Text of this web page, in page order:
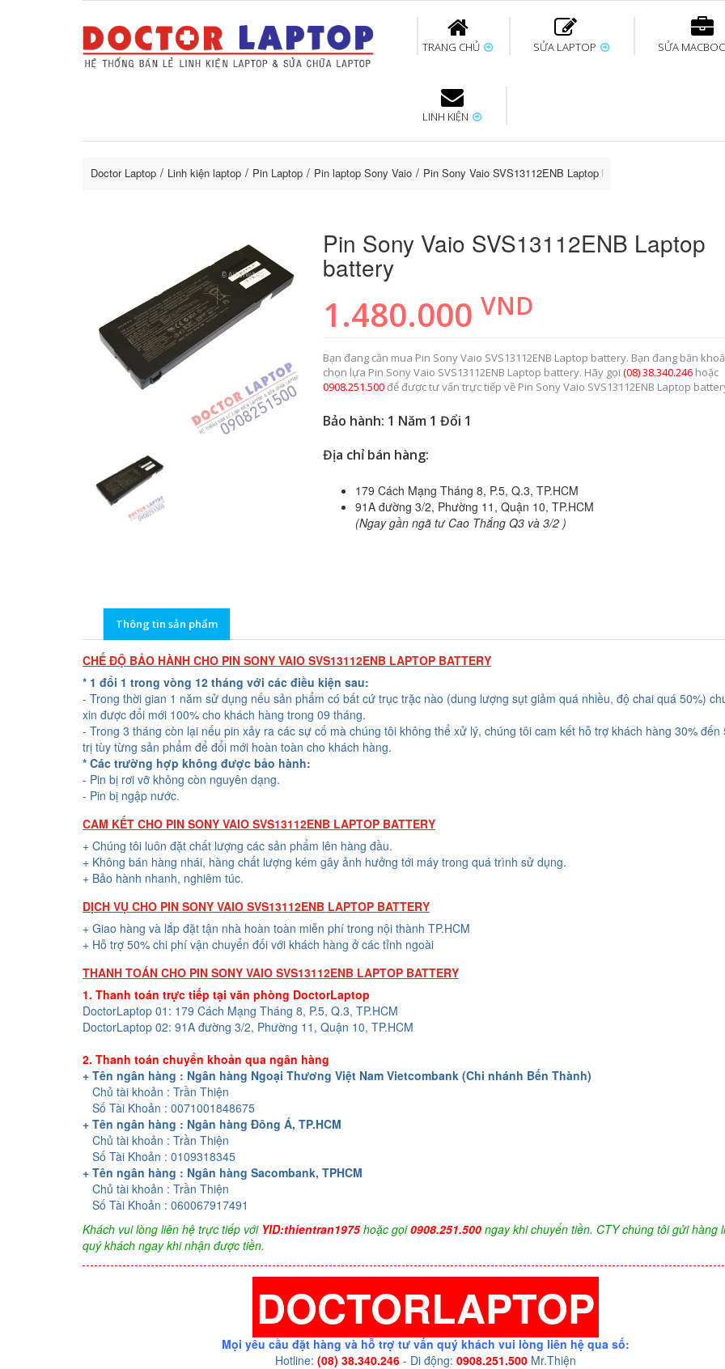
TRANG CHỦ SỬA LAPTOP
Sửa Laptop uy tín Thay bàn phím Thay màn hình Thay Pin
SỬA
Sửa Macbook uy tín Thay pin Macbook Thay màn hình
Thay pin Surface Sửa Surface không
LINH KIỆN
Doctor Laptop Linh kiện laptop Pin Laptop Pin laptop Sony Vaio Pin Sony Vaio SVS13112ENB Laptop battery
Pin Sony Vaio SVS13112ENB Laptop
battery
1.480.000 VND
Bạn đang cần mua Pin Sony Vaio SVS13112ENB Laptop battery. Bạn đang băn
chọn lựa Pin Sony Vaio SVS13112ENB Laptop battery. Hãy gọi(08) 38.340.246 hoặc
0908.251.500để được tư vấn trực tiếp về Pin Sony Vaio SVS13112ENB Laptop
Bảo hành: 1 Năm 1 Đổi 1
Địa chỉ bán hàng:
179 Cách Mạng Tháng 8, P.5, Q.3, TP.HCM
91A đường 3/2, Phường 11, Quận 10, TP.HCM
(Ngay gần ngã tư Cao Thắng Q3 và 3/2 )
Thông tin sản phẩm
CHẾ ĐỘ BẢO HÀNH CHO PIN SONY VAIO SVS13112ENB LAPTOP BATTERY
* 1 đổi 1 trong vòng 12 tháng với các điều kiện sau:
- Trong thời gian 1 năm sử dụng nếu sản phẩm có bất cứ trục trặc nào (dung lượng sụt giảm quá nhiều, độ chai quá 50%)
xin được đổi mới 100% cho khách hàng trong 09 tháng.
- Trong 3 tháng còn lại nếu pin xảy ra các sự cố mà chúng tôi không thể xử lý, chúng tôi cam kết hỗ trợ khách hàng 30% đến
trị tùy từng sản phẩm để đổi mới hoàn toàn cho khách hàng.
* Các trường hợp không được bảo hành:
- Pin bị rơi vỡ không còn nguyên dạng.
- Pin bị ngập nước.
CAM KẾT CHO PIN SONY VAIO SVS13112ENB LAPTOP BATTERY
+ Chúng tôi luôn đặt chất lượng các sản phẩm lên hàng đầu.
+ Không bán hàng nhái, hàng chất lượng kém gây ảnh hưởng tới máy trong quá trình sử dụng.
+ Bảo hành nhanh, nghiêm túc.
DỊCH VỤ CHO PIN SONY VAIO SVS13112ENB LAPTOP BATTERY
+ Giao hàng và lắp đặt tận nhà hoàn toàn miễn phí trong nội thành TP.HCM
+ Hỗ trợ 50% chi phí vận chuyển đối với khách hàng ở các tỉnh ngoài
THANH TOÁN CHO PIN SONY VAIO SVS13112ENB LAPTOP BATTERY
1. Thanh toán trực tiếp tại văn phòng DoctorLaptop
DoctorLaptop 01: 179 Cách Mạng Tháng 8, P.5, Q.3, TP.HCM
DoctorLaptop 02: 91A đường 3/2, Phường 11, Quận 10, TP.HCM
2. Thanh toán chuyển khoản qua ngân hàng
+ Tên ngân hàng : Ngân hàng Ngoại Thương Việt Nam Vietcombank (Chi nhánh Bến Thành)
Chủ tài khoản : Trần Thiện
Số Tài Khoản : 0071001848675
+ Tên ngân hàng : Ngân hàng Đông Á, TP.HCM
Chủ tài khoản : Trần Thiện
Số Tài Khoản : 0109318345
+ Tên ngân hàng : Ngân hàng Sacombank, TPHCM
Chủ tài khoản : Trần Thiện
Số Tài Khoản : 060067917491
Khách vui lòng liên hệ trực tiếp với YID:thientran1975hoặc gọi0908.251.500 ngay khi chuyển tiền. CTY chúng tôi gửi hàng
quý khách ngay khi nhận được tiền.
DOCTORLAPTOP
Mọi yêu cầu đặt hàng và hỗ trợ tư vấn quý khách vui lòng liên hệ qua số:
Hotline: (08) 38.340.246- Di động: 0908.251.500Mr.Thiện